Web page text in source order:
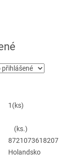
1(ks)
(ks.)
8721073618207
Holandsko